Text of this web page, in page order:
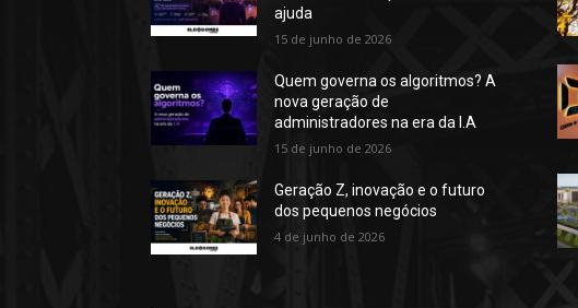
ajuda
15 de junho de 2026
Quem governa os algoritmos? A
nova geração de
administradores na era da I.A
15 de junho de 2026
Geração Z, inovação e o futuro
dos pequenos negócios
4 de junho de 2026